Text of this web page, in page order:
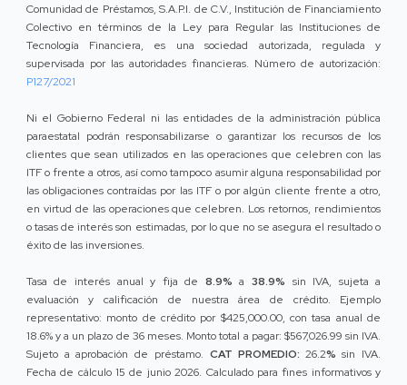
Comunidad de Préstamos, S.A.P.I. de C.V., Institución de Financiamiento
Colectivo en términos de la Ley para Regular las Instituciones de
Tecnología Financiera, es una sociedad autorizada, regulada y
supervisada por las autoridades financieras. Número de autorización:
P127/2021
Ni el Gobierno Federal ni las entidades de la administración pública
paraestatal podrán responsabilizarse o garantizar los recursos de los
clientes que sean utilizados en las operaciones que celebren con las
ITF o frente a otros, así como tampoco asumir alguna responsabilidad por
las obligaciones contraídas por las ITF o por algún cliente frente a otro,
en virtud de las operaciones que celebren. Los retornos, rendimientos
o tasas de interés son estimadas, por lo que no se asegura el resultado o
éxito de las inversiones.
Tasa de interés anual y fija de 8.9% a 38.9% sin IVA, sujeta a
evaluación y calificación de nuestra área de crédito. Ejemplo
representativo: monto de crédito por $425,000.00, con tasa anual de
18.6% y a un plazo de 36 meses. Monto total a pagar: $567,026.99 sin IVA.
Sujeto a aprobación de préstamo. CAT PROMEDIO: 26.2% sin IVA.
Fecha de cálculo 15 de junio 2026. Calculado para fines informativos y